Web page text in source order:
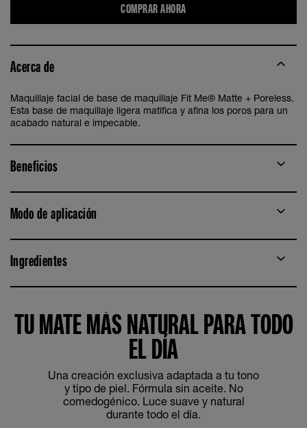
COMPRAR AHORA
Acerca de
Maquillaje facial de base de maquillaje Fit Me® Matte + Poreless.
Esta base de maquillaje ligera matifica y afina los poros para un
acabado natural e impecable.
Beneficios
Modo de aplicación
Ingredientes
TU MATE MÁS NATURAL PARA TODO
EL DÍA
Una creación exclusiva adaptada a tu tono
y tipo de piel. Fórmula sin aceite. No
comedogénico. Luce suave y natural
durante todo el día.